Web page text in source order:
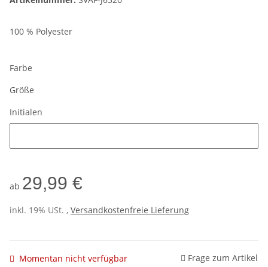
100 % Polyester
Farbe
Größe
Initialen
ab 29,99 €
inkl. 19% USt. , Versandkostenfreie Lieferung
Momentan nicht verfügbar Frage zum Artikel